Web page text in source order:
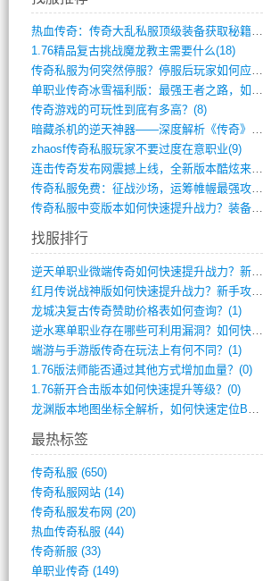
热血传奇：传奇大乱私服顶级装备获取秘籍(887)
1.76精品复古挑战魔龙教主需要什么(18)
传奇私服为何突然停服？停服后玩家如何应对(744)
单职业传奇冰雪福利版：最强王者之路，如何(659)
传奇游戏的可玩性到底有多高？(8)
暗藏杀机的逆天神器——深度解析《传奇》祈(374)
zhaosf传奇私服玩家不要过度在意职业(9)
连击传奇发布网震撼上线，全新版本酷炫来袭(12)
传奇私服免费：征战沙场，运筹帷幄最强攻城(516)
传奇私服中变版本如何快速提升战力？装备强(1012)
找服排行
逆天单职业微端传奇如何快速提升战力？新手(2)
红月传说战神版如何快速提升战力？新手攻略(2)
龙城决复古传奇赞助价格表如何查询？(1)
逆水寒单职业存在哪些可利用漏洞？如何快速(1)
端游与手游版传奇在玩法上有何不同？(1)
1.76版法师能否通过其他方式增加血量？(0)
1.76新开合击版本如何快速提升等级？(0)
龙渊版本地图坐标全解析，如何快速定位BO(0)
最热标签
传奇私服 (650)
传奇私服网站(14)
传奇私服发布网 (20)
热血传奇私服 (44)
传奇新服 (33)
单职业传奇(149)